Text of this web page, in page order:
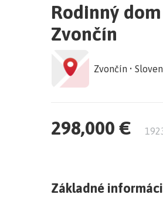
Rodinný
Zvončín
Zvončín •
298,000 €
Základné